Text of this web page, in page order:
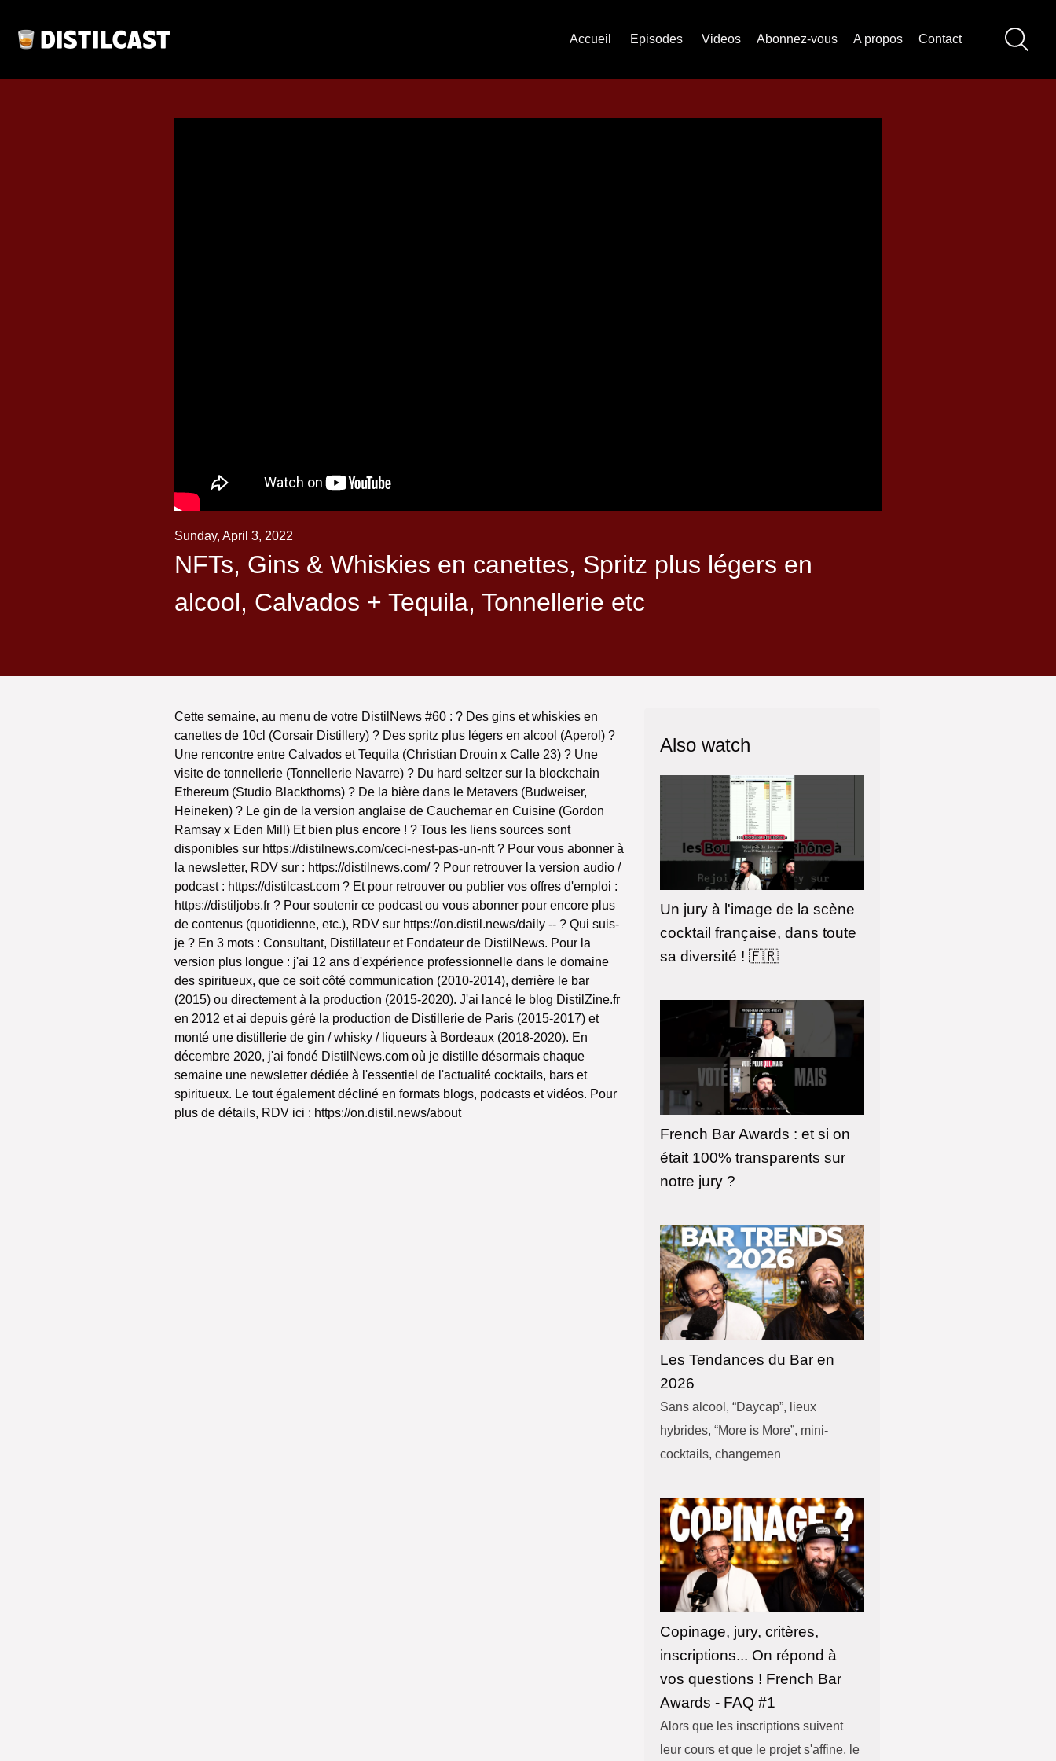
Accueil Episodes Videos Abonnez-vous A propos Contact
Sunday, April 3, 2022
NFTs, Gins & Whiskies en canettes, Spritz plus légers en
alcool, Calvados + Tequila, Tonnellerie etc
Cette semaine, au menu de votre DistilNews #60 : ? Des gins et whiskies en
canettes de 10cl (Corsair Distillery) ? Des spritz plus légers en alcool (Aperol) ?
Une rencontre entre Calvados et Tequila (Christian Drouin x Calle 23) ? Une
visite de tonnellerie (Tonnellerie Navarre) ? Du hard seltzer sur la blockchain
Ethereum (Studio Blackthorns) ? De la bière dans le Metavers (Budweiser,
Heineken) ? Le gin de la version anglaise de Cauchemar en Cuisine (Gordon
Ramsay x Eden Mill) Et bien plus encore ! ? Tous les liens sources sont
disponibles sur https://distilnews.com/ceci-nest-pas-un-nft ? Pour vous abonner à
la newsletter, RDV sur : https://distilnews.com/ ? Pour retrouver la version audio /
podcast : https://distilcast.com ? Et pour retrouver ou publier vos offres d'emploi :
https://distiljobs.fr ? Pour soutenir ce podcast ou vous abonner pour encore plus
de contenus (quotidienne, etc.), RDV sur https://on.distil.news/daily -- ? Qui suis-
je ? En 3 mots : Consultant, Distillateur et Fondateur de DistilNews. Pour la
version plus longue : j'ai 12 ans d'expérience professionnelle dans le domaine
des spiritueux, que ce soit côté communication (2010-2014), derrière le bar
(2015) ou directement à la production (2015-2020). J'ai lancé le blog DistilZine.fr
en 2012 et ai depuis géré la production de Distillerie de Paris (2015-2017) et
monté une distillerie de gin / whisky / liqueurs à Bordeaux (2018-2020). En
décembre 2020, j'ai fondé DistilNews.com où je distille désormais chaque
semaine une newsletter dédiée à l'essentiel de l'actualité cocktails, bars et
spiritueux. Le tout également décliné en formats blogs, podcasts et vidéos. Pour
plus de détails, RDV ici : https://on.distil.news/about
Also watch
Un jury à l'image de la scène
cocktail française, dans toute
sa diversité ! 🇫🇷
French Bar Awards : et si on
était 100% transparents sur
notre jury ?
Les Tendances du Bar en
2026
Sans alcool, “Daycap”, lieux
hybrides, “More is More”, mini-
cocktails, changemen
Copinage, jury, critères,
inscriptions... On répond à
vos questions ! French Bar
Awards - FAQ #1
Alors que les inscriptions suivent
leur cours et que le projet s'affine, le